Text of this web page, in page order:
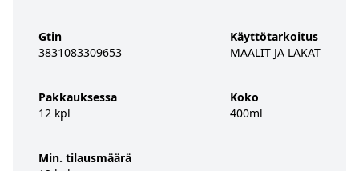
Gtin
3831083309653
Pakkauksessa
12 kpl
Min. tilausmäärä
Käyttötarkoitus
MAALIT JA LAKAT
Koko
400ml